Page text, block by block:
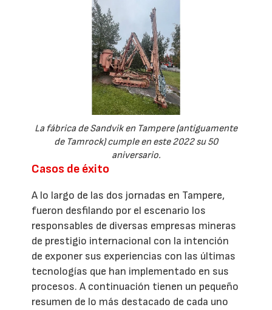
La fábrica de Sandvik en Tampere (antiguamente
de Tamrock) cumple en este 2022 su 50
aniversario.
Casos de éxito
A lo largo de las dos jornadas en Tampere,
fueron desfilando por el escenario los
responsables de diversas empresas mineras
de prestigio internacional con la intención
de exponer sus experiencias con las últimas
tecnologías que han implementado en sus
procesos. A continuación tienen un pequeño
resumen de lo más destacado de cada uno